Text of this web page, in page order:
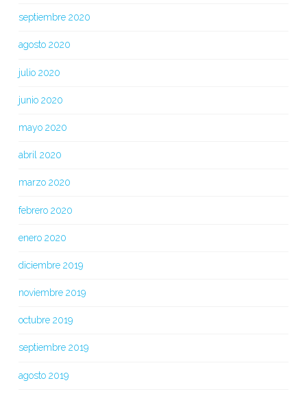
septiembre 2020
agosto 2020
julio 2020
junio 2020
mayo 2020
abril 2020
marzo 2020
febrero 2020
enero 2020
diciembre 2019
noviembre 2019
octubre 2019
septiembre 2019
agosto 2019